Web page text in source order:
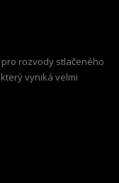
rozvody stlačeného
vyniká velmi